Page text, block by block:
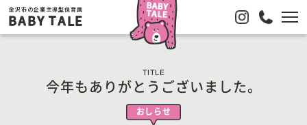
金沢市の企業主導型保育園
BABY TALE
TITLE
今年もありがとうございました。
おしらせ